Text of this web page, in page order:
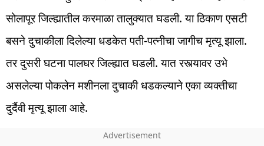
सोलापूर जिल्ह्यातील करमाळा तालुक्यात घडली. या ठिकाण एसटी
बसने दुचाकीला दिलेल्या धडकेत पती-पत्नीचा जागीच मृत्यू झाला.
तर दुसरी घटना पालघर जिल्ह्यात घडली. यात रस्त्यावर उभे
असलेल्या पोकलेन मशीनला दुचाकी धडकल्याने एका व्यक्तीचा
दुर्दैवी मृत्यू झाला आहे.